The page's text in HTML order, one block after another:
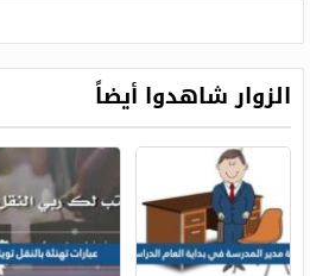
الزوار شاهدوا أيضاً